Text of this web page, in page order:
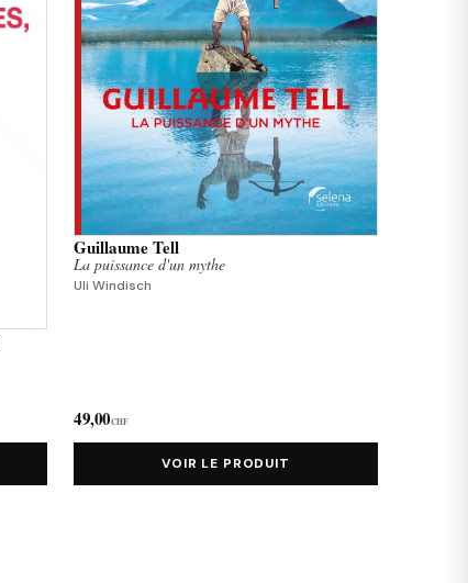
Guillaume Tell
La puissance d'un mythe
Uli Windisch
49,00CHF
VOIR LE PRODUIT